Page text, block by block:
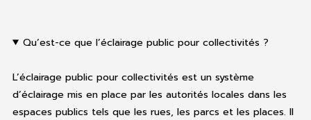
Qu’est-ce que l’éclairage public pour collectivités ?
L’éclairage public pour collectivités est un système
d’éclairage mis en place par les autorités locales dans les
espaces publics tels que les rues, les parcs et les places. Il